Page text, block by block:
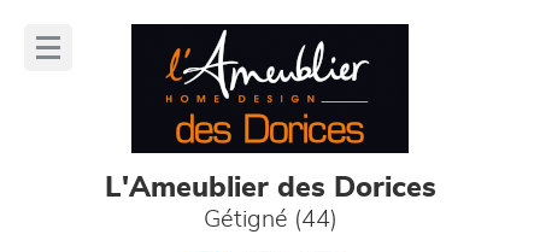
L'Ameublier des Dorices
Gétigné (44)